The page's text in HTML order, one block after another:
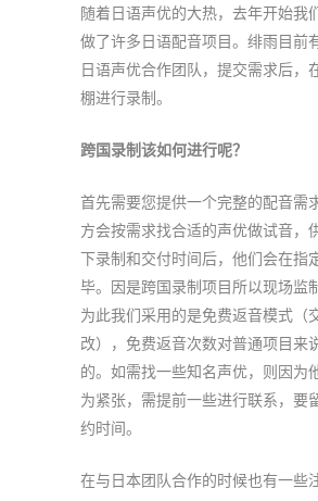
随着日语声优的大热，去年开始我
做了许多日语配音项目。绯雨目前
日语声优合作团队，提交需求后，
棚进行录制。
跨国录制该如何进行呢？
首先需要您提供一个完整的配音需
方会按需求找合适的声优做试音，
下录制和交付时间后，他们会在指
毕。因是跨国录制项目所以现场监
为此我们采用的是免费返音模式（
改），免费返音次数对普通项目来
的。如需找一些知名声优，则因为
为紧张，需提前一些进行联系，要
约时间。
在与日本团队合作的时候也有一些